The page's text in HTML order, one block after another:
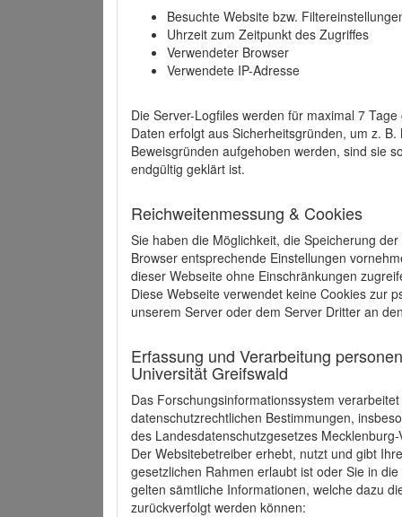
Besuchte Website bzw.
Uhrzeit zum Zeitpunkt des Zugriffes
Verwendeter Browser
Verwendete IP-Adresse
Die Server-Logfiles werden für maximal 7
Daten erfolgt aus Sicherheitsgründen, um z.
Beweisgründen aufgehoben werden, sind sie
endgültig geklärt ist.
Reichweitenmessung & Cookies
Sie haben die Möglichkeit, die Speicherung
Browser entsprechende Einstellungen
dieser Webseite ohne Einschränkungen
Diese Webseite verwendet keine Cookies zur
unserem Server oder dem Server Dritter an
Erfassung und Verarbeitung
Universität Greifswald
Das Forschungsinformationssystem
datenschutzrechtlichen Bestimmungen,
des Landesdatenschutzgesetzes
Der Websitebetreiber erhebt, nutzt und gibt
gesetzlichen Rahmen erlaubt ist oder Sie in
gelten sämtliche Informationen, welche dazu
zurückverfolgt werden können: